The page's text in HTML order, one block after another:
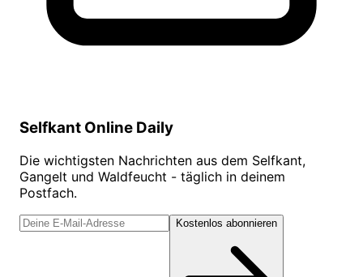
Selfkant Online Daily
Die wichtigsten Nachrichten aus dem Selfkant,
Gangelt und Waldfeucht - täglich in deinem
Postfach.
Kostenlos abonnieren